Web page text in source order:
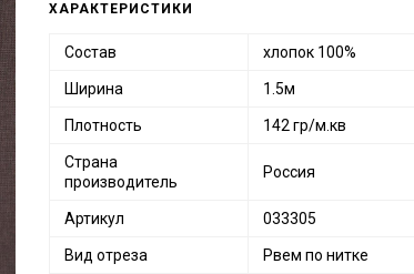
ХАРАКТЕРИСТИКИ
Состав хлопок 100%
Ширина 1.5м
Плотность 142 гр/м.кв
Страна
производитель
Россия
Артикул 033305
Вид отреза Рвем по нитке